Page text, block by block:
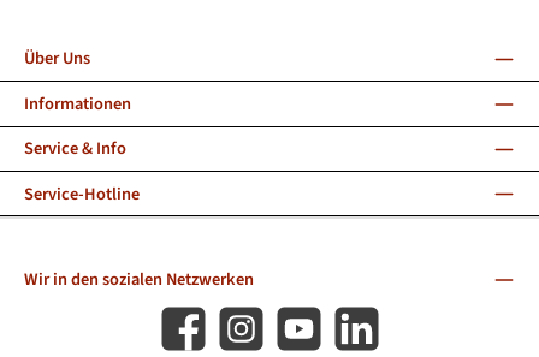
Service-Hotline
Über Uns
Informationen
Service & Info
Wir in den sozialen Netzwerken
Facebook Instagram YouTube LinkedIn